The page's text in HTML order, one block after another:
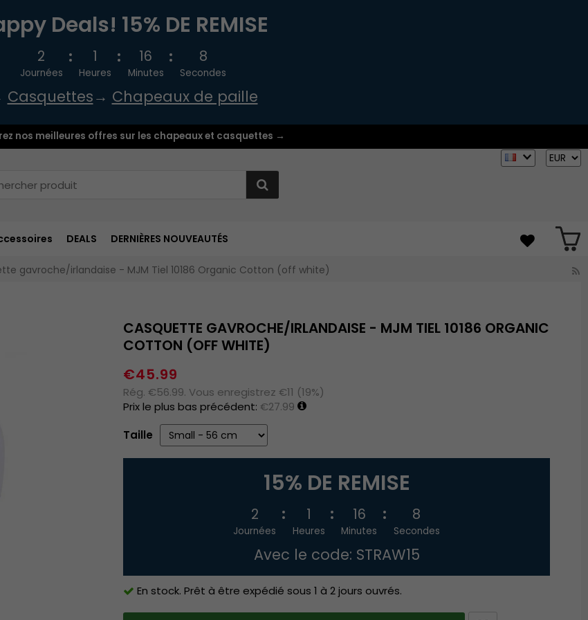
Deals! 15% DE REMISE
2
Journées
1
Heures
16
Minutes
7
Secondes
Casquettes→ Chapeaux de paille
nos meilleures offres sur les chapeaux et casquettes →
DEALS DERNIÈRES NOUVEAUTÉS
gavroche/irlandaise - MJM Tiel 10186 Organic Cotton (off white)
CASQUETTE GAVROCHE/IRLANDAISE - MJM TIEL 10186 ORGANIC
COTTON (OFF WHITE)
€45.99
Rég. €56.99. Vous enregistrez €11 (19%)
Prix le plus bas précédent: €27.99
Taille
15% DE REMISE
2
Journées
1
Heures
16
Minutes
7
Secondes
Avec le code: STRAW15
En stock. Prêt à être expédié sous 1 à 2 jours ouvrés.